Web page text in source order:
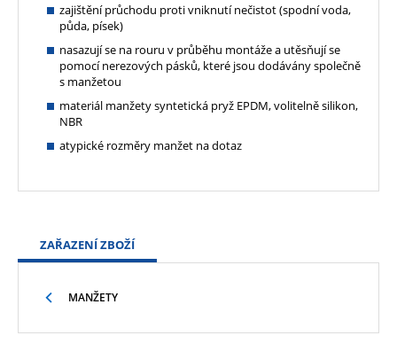
zajištění průchodu proti vniknutí nečistot (spodní voda,
půda, písek)
nasazují se na rouru v průběhu montáže a utěsňují se
pomocí nerezových pásků, které jsou dodávány společně
s manžetou
materiál manžety syntetická pryž EPDM, volitelně silikon,
NBR
atypické rozměry manžet na dotaz
ZAŘAZENÍ ZBOŽÍ
MANŽETY